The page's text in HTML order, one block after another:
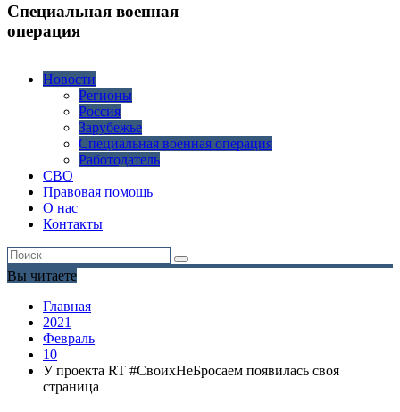
Специальная военная
операция
Новости
Регионы
Россия
Зарубежье
Специальная военная операция
Работодатель
СВО
Правовая помощь
О нас
Контакты
Вы читаете
Главная
2021
Февраль
10
У проекта RT #СвоихНеБросаем появилась своя
страница